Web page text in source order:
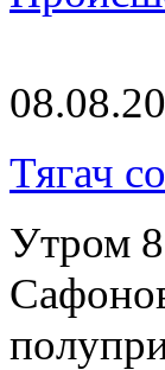
Тягач
Утром 8